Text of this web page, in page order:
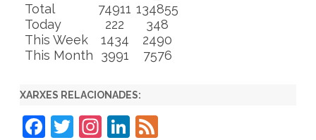
Total 74911 134855
Today
222
348
This Week
1434
2490
This Month
3991 7576
XARXES RELACIONADES:
F
T
In Li